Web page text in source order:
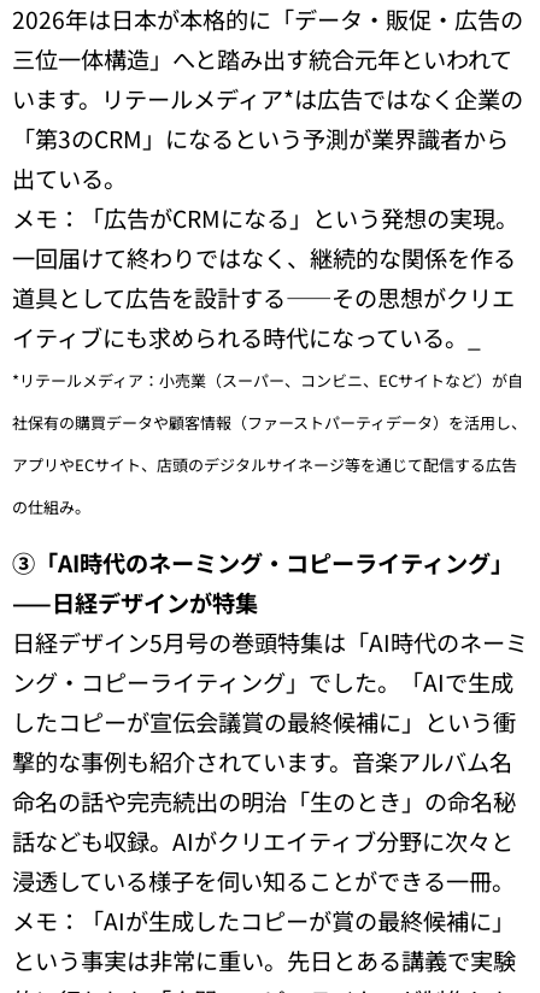
2026年は日本が本格的に「データ・販促・広告の
三位一体構造」へと踏み出す統合元年といわれて
います。リテールメディア*は広告ではなく企業の
「第3のCRM」になるという予測が業界識者から
出ている。
メモ：「広告がCRMになる」という発想の実現。
一回届けて終わりではなく、継続的な関係を作る
道具として広告を設計する——その思想がクリエ
イティブにも求められる時代になっている。_
*リテールメディア：小売業（スーパー、コンビニ、ECサイトなど）が自
社保有の購買データや顧客情報（ファーストパーティデータ）を活用し、
アプリやECサイト、店頭のデジタルサイネージ等を通じて配信する広告
の仕組み。
③「AI時代のネーミング・コピーライティング」
——日経デザインが特集
日経デザイン5月号の巻頭特集は「AI時代のネーミ
ング・コピーライティング」でした。「AIで生成
したコピーが宣伝会議賞の最終候補に」という衝
撃的な事例も紹介されています。音楽アルバム名
命名の話や完売続出の明治「生のとき」の命名秘
話なども収録。AIがクリエイティブ分野に次々と
浸透している様子を伺い知ることができる一冊。
メモ：「AIが生成したコピーが賞の最終候補に」
という事実は非常に重い。先日とある講義で実験